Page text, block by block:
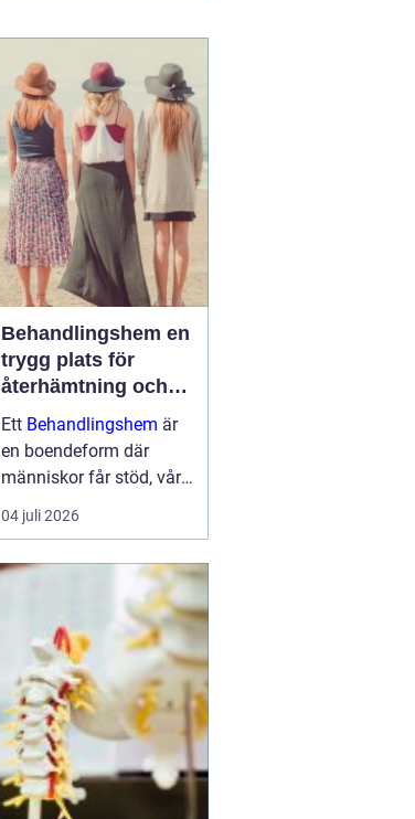
stället för att enbart
fokusera på symptom
försöker ayurvedan
förstå varf...
Behandlingshem en
trygg plats för
återhämtning och
förändring
Ett Behandlingshem är
en boendeform där
människor får stöd, vård
och struktur under en
period i livet när det
öppenvården inte räcker.
Målet är att skapa
trygghet, stabilitet och
förutsättni...
04 juli 2026